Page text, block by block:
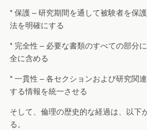
* 保護 – 研究期間を通して被験者を保
法を明確にする
* 完全性 – 必要な書類のすべての部分
全に含める
* 一貫性 – 各セクションおよび研究関
する情報を統一させる
そして、倫理の歴史的な経過は、以下
る。